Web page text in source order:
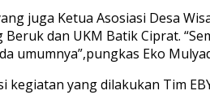
juga Ketua Asosiasi Desa
dan UKM Batik Ciprat.
umumnya”,pungkas Eko
kegiatan yang dilakukan Tim